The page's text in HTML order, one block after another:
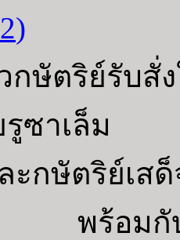
)
กษัตริย์รับสั่
ซาเล็ม
กษัตริย์เสด็
ร้อมกับคน